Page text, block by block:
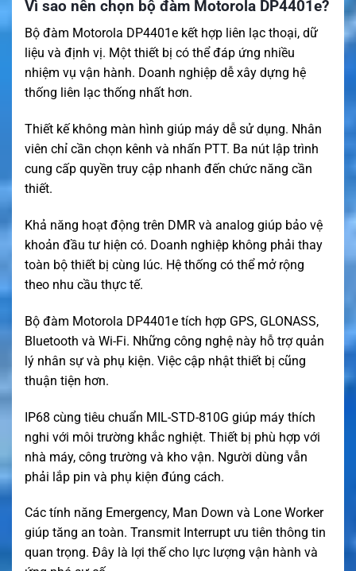
Vì sao nên chọn bộ đàm Motorola DP4401e?
Bộ đàm Motorola DP4401e kết hợp liên lạc thoại, dữ
liệu và định vị. Một thiết bị có thể đáp ứng nhiều
nhiệm vụ vận hành. Doanh nghiệp dễ xây dựng hệ
thống liên lạc thống nhất hơn.
Thiết kế không màn hình giúp máy dễ sử dụng. Nhân
viên chỉ cần chọn kênh và nhấn PTT. Ba nút lập trình
cung cấp quyền truy cập nhanh đến chức năng cần
thiết.
Khả năng hoạt động trên DMR và analog giúp bảo vệ
khoản đầu tư hiện có. Doanh nghiệp không phải thay
toàn bộ thiết bị cùng lúc. Hệ thống có thể mở rộng
theo nhu cầu thực tế.
Bộ đàm Motorola DP4401e tích hợp GPS, GLONASS,
Bluetooth và Wi-Fi. Những công nghệ này hỗ trợ quản
lý nhân sự và phụ kiện. Việc cập nhật thiết bị cũng
thuận tiện hơn.
IP68 cùng tiêu chuẩn MIL-STD-810G giúp máy thích
nghi với môi trường khắc nghiệt. Thiết bị phù hợp với
nhà máy, công trường và kho vận. Người dùng vẫn
phải lắp pin và phụ kiện đúng cách.
Các tính năng Emergency, Man Down và Lone Worker
giúp tăng an toàn. Transmit Interrupt ưu tiên thông tin
quan trọng. Đây là lợi thế cho lực lượng vận hành và